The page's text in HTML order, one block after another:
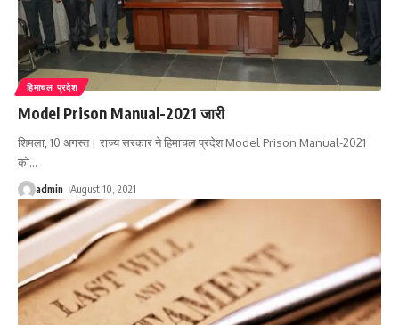
हिमाचल प्रदेश
Model Prison Manual-2021 जारी
शिमला, 10 अगस्त। राज्य सरकार ने हिमाचल प्रदेश Model Prison Manual-2021
को…
admin August 10, 2021